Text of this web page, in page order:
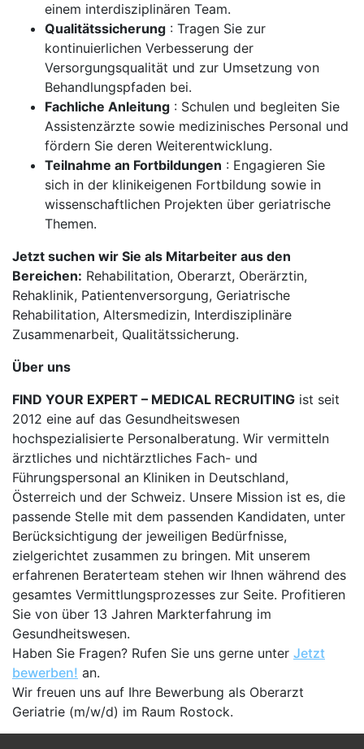
einem interdisziplinären Team.
Qualitätssicherung : Tragen Sie zur
kontinuierlichen Verbesserung der
Versorgungsqualität und zur Umsetzung von
Behandlungspfaden bei.
Fachliche Anleitung : Schulen und begleiten Sie
Assistenzärzte sowie medizinisches Personal und
fördern Sie deren Weiterentwicklung.
Teilnahme an Fortbildungen : Engagieren Sie
sich in der klinikeigenen Fortbildung sowie in
wissenschaftlichen Projekten über geriatrische
Themen.
Jetzt suchen wir Sie als Mitarbeiter aus den
Bereichen: Rehabilitation, Oberarzt, Oberärztin,
Rehaklinik, Patientenversorgung, Geriatrische
Rehabilitation, Altersmedizin, Interdisziplinäre
Zusammenarbeit, Qualitätssicherung.
Über uns
FIND YOUR EXPERT – MEDICAL RECRUITING ist seit
2012 eine auf das Gesundheitswesen
hochspezialisierte Personalberatung. Wir vermitteln
ärztliches und nichtärztliches Fach- und
Führungspersonal an Kliniken in Deutschland,
Österreich und der Schweiz. Unsere Mission ist es, die
passende Stelle mit dem passenden Kandidaten, unter
Berücksichtigung der jeweiligen Bedürfnisse,
zielgerichtet zusammen zu bringen. Mit unserem
erfahrenen Beraterteam stehen wir Ihnen während des
gesamtes Vermittlungsprozesses zur Seite. Profitieren
Sie von über 13 Jahren Markterfahrung im
Gesundheitswesen.
Haben Sie Fragen? Rufen Sie uns gerne unter Jetzt
bewerben! an.
Wir freuen uns auf Ihre Bewerbung als Oberarzt
Geriatrie (m/w/d) im Raum Rostock.